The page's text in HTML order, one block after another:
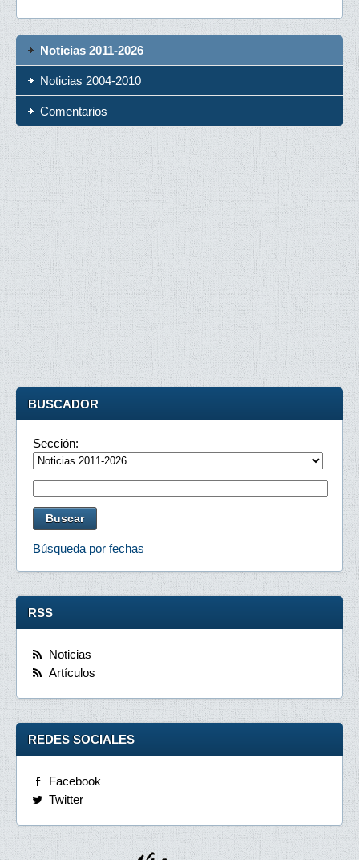
Noticias 2011-2026
Noticias 2004-2010
Comentarios
BUSCADOR
Sección:
Búsqueda por fechas
RSS
Noticias
Artículos
REDES SOCIALES
Facebook
Twitter